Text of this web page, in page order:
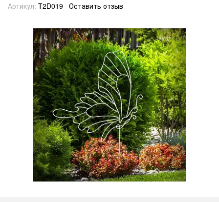
Артикул: T2D019 Оставить отзыв